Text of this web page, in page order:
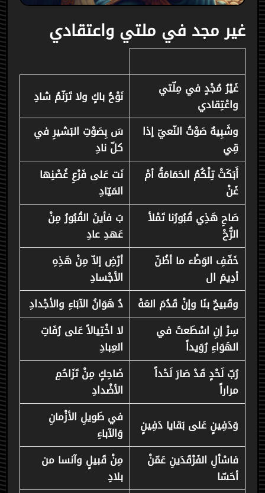
غير مجد في ملتي واعتقادي
غَيْرُ مُجْدٍ في مِلّتي
واعْتِقادي
نَوْحُ باكٍ ولا تَرَنّمُ شادِ
وشَبِيهٌ صَوْتُ النّعيّ إذا
قِي
سَ بِصَوْتِ البَشيرِ في
كلّ نادِ
أَبَكَتْ تِلْكُمُ الحَمَامَةُ أمْ
غَنْ
نَت عَلى فَرْعِ غُصْنِها
المَيّادِ
صَاحِ هَذِي قُبُورُنا تَمْلأ
الرُّحْ
بَ فأينَ القُبُورُ مِنْ
عَهدِ عادِ
خَفّفِ الوَطْء ما أظُنّ
أدِيمَ ال
أرْضِ إلاّ مِنْ هَذِهِ
الأجْسادِ
وقَبيحٌ بنَا وإنْ قَدُمَ العَهْ
دُ هَوَانُ الآبَاءِ والأجْدادِ
سِرْ إنِ اسْطَعتَ في
الهَوَاءِ رُوَيداً
لا اخْتِيالاً عَلى رُفَاتِ
العِبادِ
رُبّ لَحْدٍ قَدْ صَارَ لَحْداً
مراراً
ضَاحِكٍ مِنْ تَزَاحُمِ
الأضْدادِ
وَدَفِينٍ عَلى بَقايا دَفِينٍ
في طَويلِ الأزْمانِ
وَالآباءِ
فاسْألِ الفَرْقَدَينِ عَمّنْ
أحَسّا
مِنْ قَبيلٍ وآنسا من
بلادِ